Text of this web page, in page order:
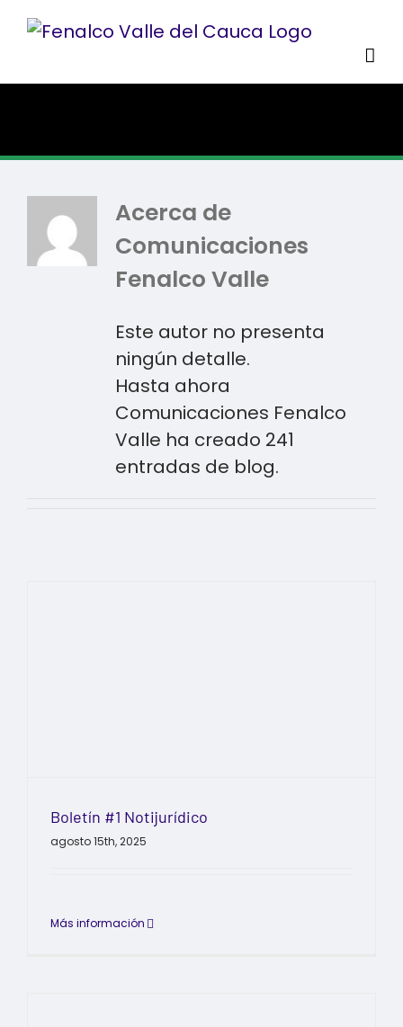
Acerca de
Comunicaciones
Fenalco Valle
Este autor no presenta
ningún detalle.
Hasta ahora
Comunicaciones Fenalco
Valle ha creado 241
entradas de blog.
Boletín #1 Notijurídico
agosto 15th, 2025
Más información